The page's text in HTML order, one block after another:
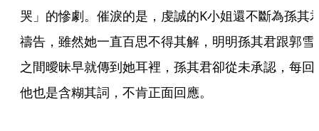
哭」的慘劇。催淚的是，虔誠的K小姐還不斷為孫其
禱告，雖然她一直百思不得其解，明明孫其君跟郭雪
之間曖昧早就傳到她耳裡，孫其君卻從未承認，每回
他也是含糊其詞，不肯正面回應。